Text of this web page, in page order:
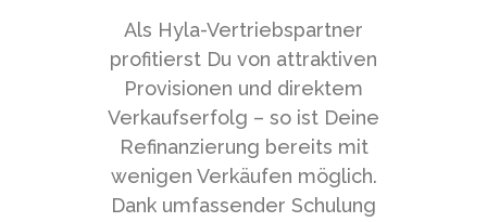
Als Hyla-Vertriebspartner
profitierst Du von attraktiven
Provisionen und direktem
Verkaufserfolg – so ist Deine
Refinanzierung bereits mit
wenigen Verkäufen möglich.
Dank umfassender Schulung